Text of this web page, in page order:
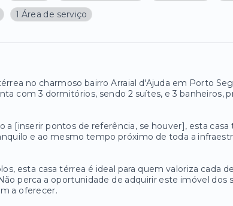
1 Área de serviço
no charmoso bairro Arraial d'Ajuda em Porto
com 3 dormitórios, sendo 2 suítes, e 3 banheiros,
[inserir pontos de referência, se houver], esta casa
e ao mesmo tempo próximo de toda a
esta casa térrea é ideal para quem valoriza cada
perca a oportunidade de adquirir este imóvel dos
a oferecer.